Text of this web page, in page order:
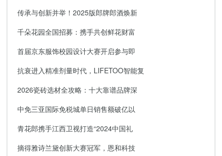
传承与创新并举！2025版郎牌郎酒焕新
千朵花园全国招募：携手共创鲜花财富
首届京东服饰校园设计大赛开启参与即
抗衰进入精准剂量时代，LIFETOO智能复
2026瓷砖选材全攻略：十大靠谱品牌深
中免三亚国际免税城单日销售额破亿以
青花郎携手江西卫视打造“2024中国礼
摘得雅诗兰黛创新大赛冠军，恩和科技